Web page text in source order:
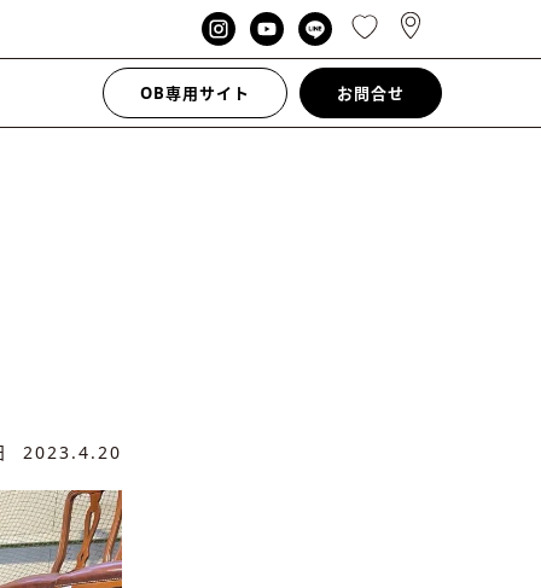
OB専用サイト お問合せ
2023.4.20